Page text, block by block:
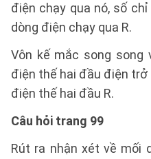
điện chạy qua nó, số
dòng điện chạy qua R.
Vôn kế mắc song song
điện thế hai đầu điện trở
điện thế hai đầu R.
Câu hỏi trang 99
Rút ra nhận xét về mối